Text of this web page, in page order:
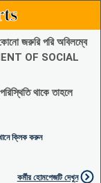
কোনো জরুরি পরি অবিলম্বে
OF SOCIAL
থাকে তাহলে
ক্লিক করুন
কর্মীর হোমপেজটি দেখুন